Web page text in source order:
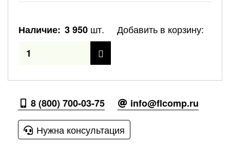
Наличие: 3 950 шт. Добавить в корзину:
8 (800) 700-03-75
info@flcomp.ru
Нужна консультация